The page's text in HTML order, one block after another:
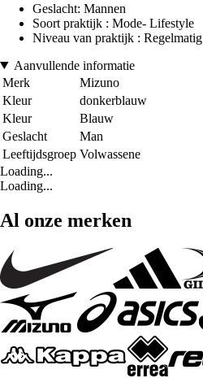
Geslacht: Mannen
Soort praktijk : Mode- Lifestyle
Niveau van praktijk : Regelmatig
Aanvullende informatie
Merk
Mizuno
Kleur
donkerblauw
Kleur
Blauw
Geslacht
Man
Leeftijdsgroep Volwassene
Loading...
Loading...
Al onze merken